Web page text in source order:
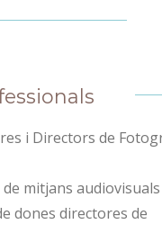
i Directors de
mitjans audiovisuals
dones directores de